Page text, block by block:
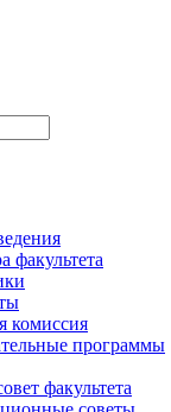
факультета
комиссия
программы
факультета